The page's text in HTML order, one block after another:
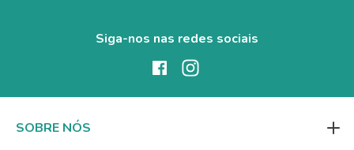
Siga-nos nas redes sociais
SOBRE NÓS